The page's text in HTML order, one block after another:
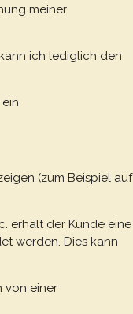
meiner
ich lediglich den
(zum Beispiel auf
erhält der Kunde eine
werden. Dies kann
von einer